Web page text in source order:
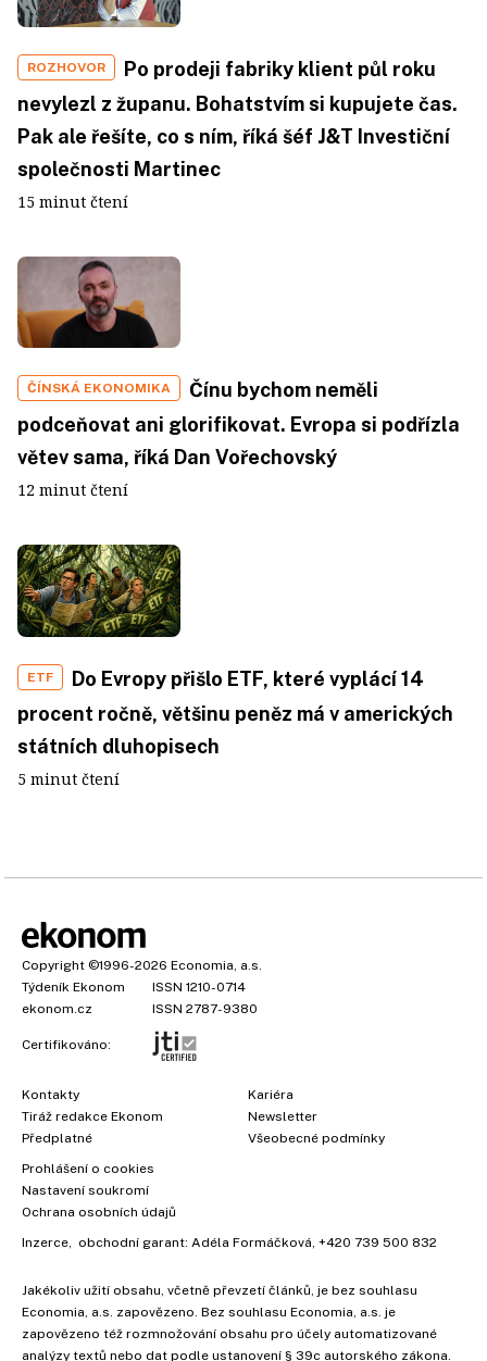
ROZHOVOR
Po prodeji fabriky klient půl roku
nevylezl z županu. Bohatstvím si kupujete čas.
Pak ale řešíte, co s ním, říká šéf J&T Investiční
společnosti Martinec
15 minut čtení
ČÍNSKÁ EKONOMIKA
Čínu bychom neměli
podceňovat ani glorifikovat. Evropa si podřízla
větev sama, říká Dan Vořechovský
12 minut čtení
ETF
Do Evropy přišlo ETF, které vyplácí 14
procent ročně, většinu peněz má v amerických
státních dluhopisech
5 minut čtení
Copyright ©1996-2026 Economia, a.s.
Týdeník Ekonom
ISSN 1210-0714
ekonom.cz
ISSN 2787-9380
Certifikováno:
Kontakty
Tiráž redakce Ekonom
Předplatné
Kariéra
Newsletter
Všeobecné podmínky
Prohlášení o cookies
Nastavení soukromí
Ochrana osobních údajů
Inzerce , obchodní garant: Adéla Formáčková +420 739 500 832
Jakékoliv užití obsahu, včetně převzetí článků, je bez souhlasu
Economia, a.s. zapovězeno. Bez souhlasu Economia, a.s. je
zapovězeno též rozmnožování obsahu pro účely automatizované
analýzy textů nebo dat podle ustanovení § 39c autorského zákona.